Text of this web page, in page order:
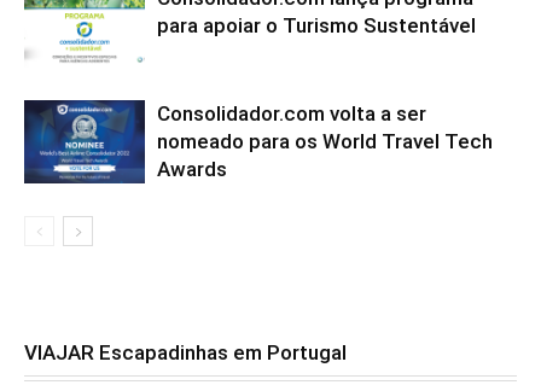
para apoiar o Turismo Sustentável
Consolidador.com volta a ser
nomeado para os World Travel Tech
Awards
VIAJAR Escapadinhas em Portugal